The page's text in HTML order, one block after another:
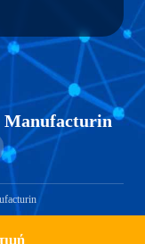
Manufacturin